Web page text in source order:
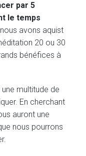
par 5
le temps
avons aquist
20 ou 30
bénéfices à
multitude de
En cherchant
auront une
nous pourrons